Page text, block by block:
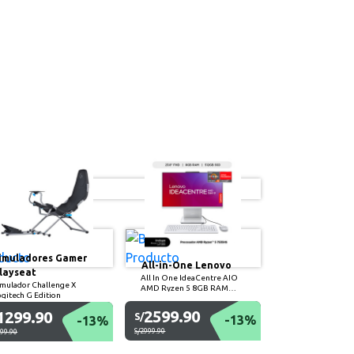
Gamer
Challenge X
G Edition
-13%
All-in-One Lenovo
All In One IdeaCentre AIO
AMD Ryzen 5 8GB RAM
S/2599.90
S/2999.90
-13%